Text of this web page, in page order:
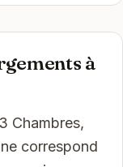
à
Chambres,
correspond